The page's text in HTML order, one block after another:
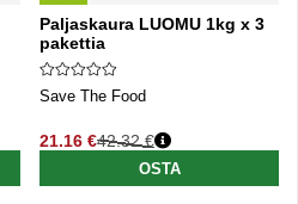
Paljaskaura LUOMU 1kg x 3
pakettia
Save The Food
21.16 €
Normaali hinta
42.32 €
OSTA